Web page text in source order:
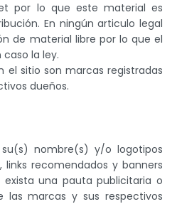
por lo que este material es
En ningún articulo legal
de material libre por lo que el
la ley.
el sitio son marcas registradas
dueños.
nombre(s) y/o logotipos
recomendados y banners
una pauta publicitaria o
las marcas y sus respectivos